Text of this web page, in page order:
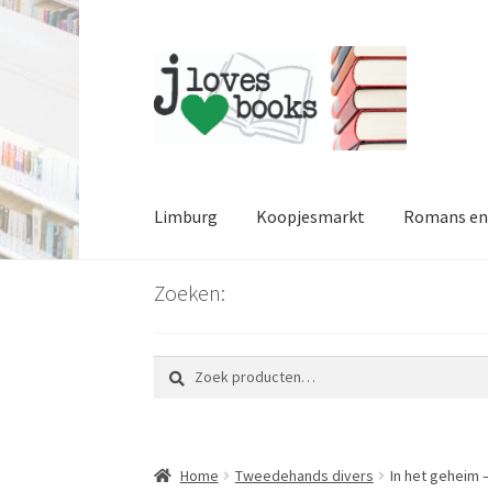
Ga
door
naar
navigatie
Ga
naar
de
inhoud
Limburg Koopjesmarkt Romans
Zoeken:
Zoeken
naar:
Zoeken
Home Tweedehands divers In het geheim